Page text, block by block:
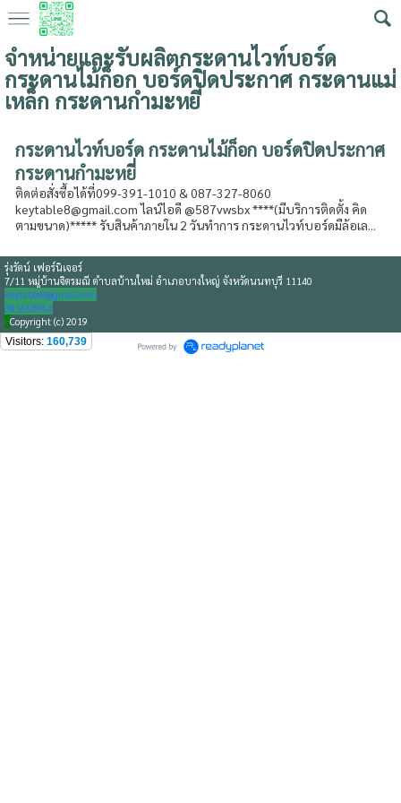
จำหน่ายและรับผลิตกระดานไวท์บอร์ด
กระดานไม้ก็อก บอร์ดปิดประกาศ กระดานแม่
เหล็ก กระดานกำมะหยี่
กระดานไวท์บอร์ด กระดานไม้ก็อก บอร์ดปิดประกาศ
กระดานกำมะหยี่
ติดต่อสั่งซื้อได้ที่099-391-1010 & 087-327-8060
keytable8@gmail.com ไลน์ไอดี @587vwsbx ****(มีบริการติดตั้ง คิด
ตามขนาด)***** รับสินค้าภายใน 2 วันทำการ กระดานไวท์บอร์ดมีล้อเล...
รุ่งรัตน์ เฟอร์นิเจอร์
7/11 หมู่บ้านจิตรมณี ตำบลบ้านใหม่ อำเภอบางใหญ่ จังหวัดนนทบุรี 11140
keytable8@gmail.com
081668964
6Copyright (c) 2019
Visitors: 160,739